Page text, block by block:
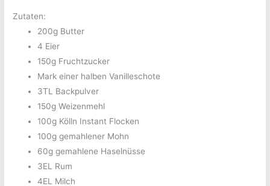
Zutaten:
200g Butter
4 Eier
150g Fruchtzucker
Mark einer halben Vanilleschote
3TL Backpulver
150g Weizenmehl
100g Kölln Instant Flocken
100g gemahlener Mohn
60g gemahlene Haselnüsse
3EL Rum
4EL Milch